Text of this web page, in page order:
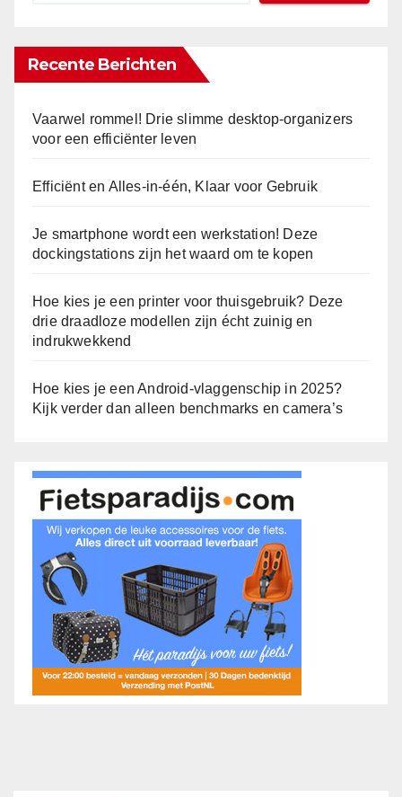
Recente Berichten
Vaarwel rommel! Drie slimme desktop-organizers
voor een efficiënter leven
Efficiënt en Alles-in-één, Klaar voor Gebruik
Je smartphone wordt een werkstation! Deze
dockingstations zijn het waard om te kopen
Hoe kies je een printer voor thuisgebruik? Deze
drie draadloze modellen zijn écht zuinig en
indrukwekkend
Hoe kies je een Android-vlaggenschip in 2025?
Kijk verder dan alleen benchmarks en camera’s